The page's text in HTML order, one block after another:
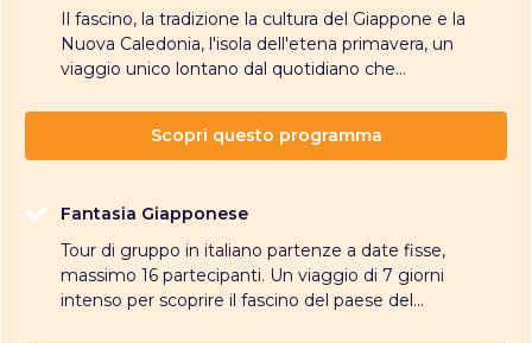
Il fascino, la tradizione la cultura del Giappone e la
Nuova Caledonia, l'isola dell'etena primavera, un
viaggio unico lontano dal quotidiano che...
Scopri questo programma
Fantasia Giapponese
Tour di gruppo in italiano partenze a date fisse,
massimo 16 partecipanti. Un viaggio di 7 giorni
intenso per scoprire il fascino del paese del...